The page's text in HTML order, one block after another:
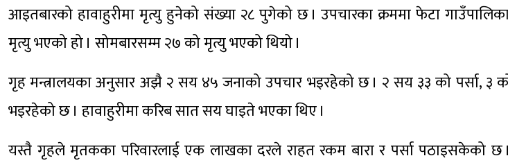
आइतबारको हावाहुरीमा मृत्यु हुनेको संख्या २८ पुगेको छ । उपचारका क्रममा फेटा
मृत्यु भएको हो । सोमबारसम्म २७ को मृत्यु भएको थियो ।
गृह मन्त्रालयका अनुसार अझै २ सय ४५ जनाको उपचार भइरहेको छ । २ सय ३३ को पर्सा, ३
भइरहेको छ । हावाहुरीमा करिब सात सय घाइते भएका थिए ।
यस्तै गृहले मृतकका परिवारलाई एक लाखका दरले राहत रकम बारा र पर्सा पठाइसकेको छ